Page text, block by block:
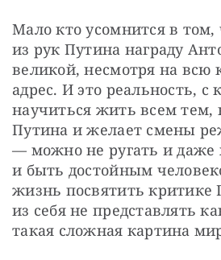
Мало кто усомнится в
из рук Путина награду
великой, несмотря на всю
адрес. И это реальность, с
научиться жить всем тем,
Путина и желает смены
— можно не ругать и даже
и быть достойным
жизнь посвятить критике
из себя не представлять
такая сложная картина